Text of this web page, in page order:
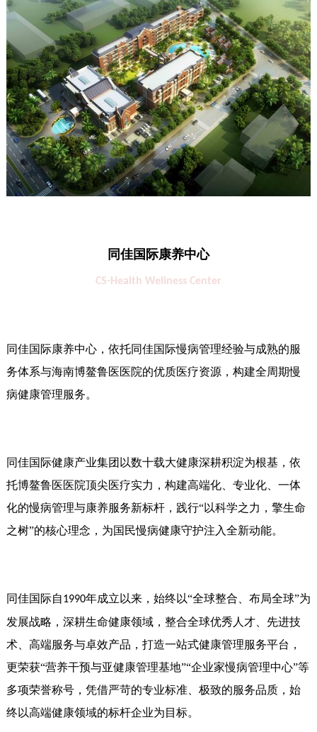
同佳国际康养中心
CS-Health Wellness Center
同佳国际康养中心，依托同佳国际慢病管理经验与成熟的服
务体系与海南博鳌鲁医医院的优质医疗资源，构建全周期慢
病健康管理服务。
同佳国际健康产业集团以数十载大健康深耕积淀为根基，依
托博鳌鲁医医院顶尖医疗实力，构建高端化、专业化、一体
化的慢病管理与康养服务新标杆，践行“以科学之力，擎生命
之树”的核心理念，为国民慢病健康守护注入全新动能。
同佳国际自1990年成立以来，始终以“全球整合、布局全球”为
发展战略，深耕生命健康领域，整合全球优秀人才、先进技
术、高端服务与卓效产品，打造一站式健康管理服务平台，
更荣获“营养干预与亚健康管理基地”“企业家慢病管理中心”等
多项荣誉称号，凭借严苛的专业标准、极致的服务品质，始
终以高端健康领域的标杆企业为目标。